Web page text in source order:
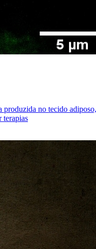
no tecido
terapias